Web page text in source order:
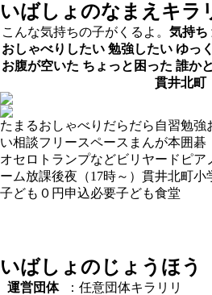
いばしょのなまえ キラ
こんな気持ちの子がくるよ。 気持ち
おしゃべりしたい 勉強したい ゆっ
お腹が空いた ちょっと困った 誰か
貫井北町
たまるおしゃべり だらだら 自習勉強
い相談フリースペース まんが本囲碁
オセロ トランプなどビリヤード ピア
ーム放課後夜（17時～） 貫井北町小
子ども０円 申込必要子ども食堂
いばしょのじょうほう
運営団体
：任意団体キラリリ